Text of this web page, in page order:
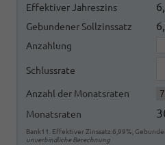
Effektiver Jahreszins
Gebundener Sollzinssatz
Anzahlung
Schlussrate
Anzahl der Monatsraten
Monatsraten
Bank11. Effektiver Zinssatz:6,99%,
unverbindliche Berechnung